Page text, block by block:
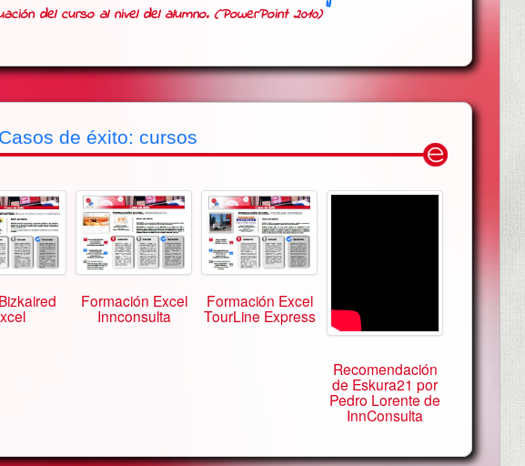
del curso al nivel del alumno. (PowerPoint 2010)
Casos de éxito: cursos
Formación Excel
Innconsulta
Formación Excel
TourLine Express
Recomendación
de Eskura21 por
Pedro Lorente de
InnConsulta